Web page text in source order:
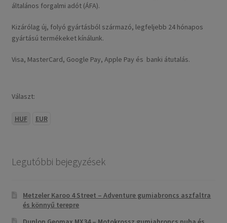
általános forgalmi adót (ÁFA).
Kizárólag új, folyó gyártásból származó, legfeljebb 24 hónapos
gyártású termékeket kínálunk.
Visa, MasterCard, Google Pay, Apple Pay és banki átutalás.
Választ:
HUF EUR
Legutóbbi bejegyzések
Metzeler Karoo 4 Street – Adventure gumiabroncs aszfaltra
és könnyű terepre